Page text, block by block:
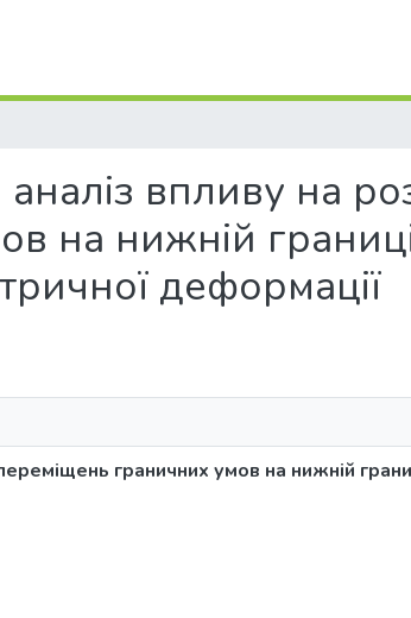
впливу на
на нижній
деформації
граничних умов на нижній